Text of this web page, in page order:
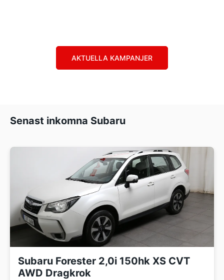
AKTUELLA KAMPANJER
Senast inkomna Subaru
Subaru Forester 2,0i 150hk XS CVT
AWD Dragkrok